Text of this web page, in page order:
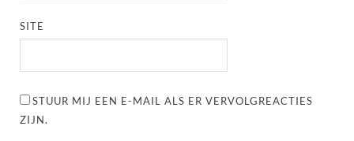
SITE
STUUR MIJ EEN E-MAIL ALS ER VERVOLGREACTIES
ZIJN.